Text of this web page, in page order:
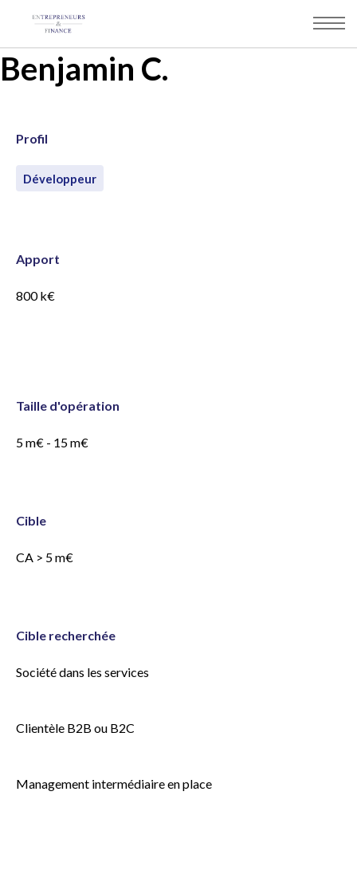
Benjamin C.
Profil
Développeur
Apport
800 k€
Taille d'opération
5 m€ - 15 m€
Cible
CA > 5 m€
Cible recherchée
Société dans les services
Clientèle B2B ou B2C
Management intermédiaire en place
Panneau de gestion des cookies